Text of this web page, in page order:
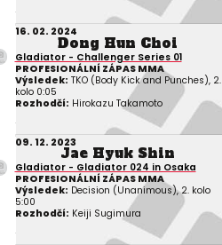
16. 02. 2024
Dong Hun Choi
Gladiator - Challenger Series 01
PROFESIONÁLNÍ ZÁPAS MMA
Výsledek: TKO (Body Kick and Punches), 2.
kolo 0:05
Rozhodčí: Hirokazu Takamoto
09. 12. 2023
Jae Hyuk Shin
Gladiator - Gladiator 024 in Osaka
PROFESIONÁLNÍ ZÁPAS MMA
Výsledek: Decision (Unanimous), 2. kolo
5:00
Rozhodčí: Keiji Sugimura